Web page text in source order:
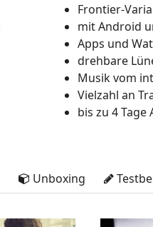
Frontier-
mit Android
Apps und
drehbare
Musik vom
Vielzahl an
bis zu 4
Unboxing